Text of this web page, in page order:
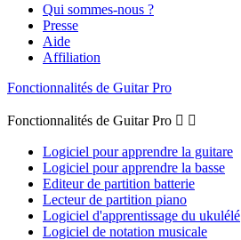
Qui sommes-nous ?
Presse
Aide
Affiliation
Fonctionnalités de Guitar Pro
Fonctionnalités de Guitar Pro  
Logiciel pour apprendre la guitare
Logiciel pour apprendre la basse
Editeur de partition batterie
Lecteur de partition piano
Logiciel d'apprentissage du ukulélé
Logiciel de notation musicale